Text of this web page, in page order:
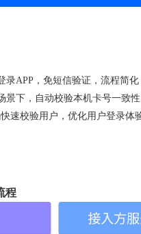
录APP，免短信验证，流程简
景下，自动校验本机卡号一致
速校验用户，优化用户登录体
程